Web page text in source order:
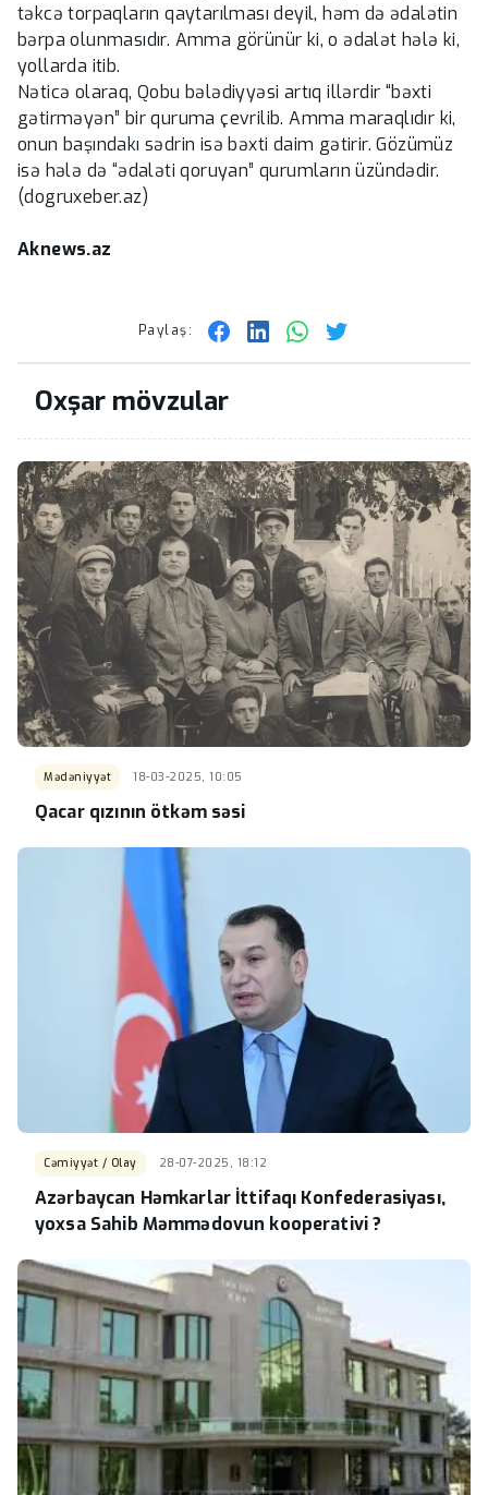
təkcə torpaqların qaytarılması deyil, həm də ədalətin
bərpa olunmasıdır. Amma görünür ki, o ədalət hələ ki,
yollarda itib.
Nəticə olaraq, Qobu bələdiyyəsi artıq illərdir “bəxti
gətirməyən” bir quruma çevrilib. Amma maraqlıdır ki,
onun başındakı sədrin isə bəxti daim gətirir. Gözümüz
isə hələ də “ədaləti qoruyan” qurumların üzündədir.
(dogruxeber.az)
Aknews.az
Paylaş:
Oxşar mövzular
Mədəniyyət 18-03-2025, 10:05
Qacar qızının ötkəm səsi
Cəmiyyət / Olay 28-07-2025, 18:12
Azərbaycan Həmkarlar İttifaqı Konfederasiyası,
yoxsa Sahib Məmmədovun kooperativi ?